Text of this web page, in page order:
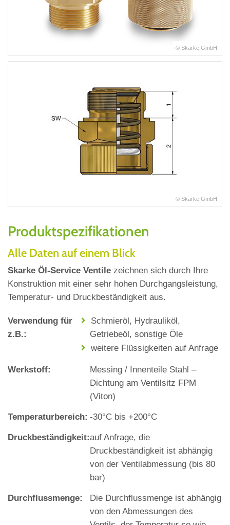
© Skarke GmbH
© Skarke GmbH
Produktspezifikationen
Alle Daten auf einem Blick
Skarke Öl-Service Ventile zeichnen sich durch Ihre
Konstruktion mit einer sehr hohen Durchgangsleistung,
Temperatur‐ und Druckbeständigkeit aus.
Verwendung für
z.B.:
Schmieröl, Hydrauliköl,
Getriebeöl, sonstige Öle
weitere Flüssigkeiten auf Anfrage
Werkstoff:
Messing / Innenteile Stahl –
Dichtung am Ventilsitz FPM
(Viton)
Temperaturbereich: ‐30°C bis +200°C
Druckbeständigkeit:auf Anfrage, die
Druckbeständigkeit ist abhängig
von der Ventilabmessung (bis 80
bar)
Durchflussmenge:
Die Durchflussmenge ist abhängig
von den Abmessungen des